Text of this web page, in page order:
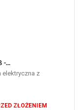
-...
elektryczna z
ZŁOŻENIEM